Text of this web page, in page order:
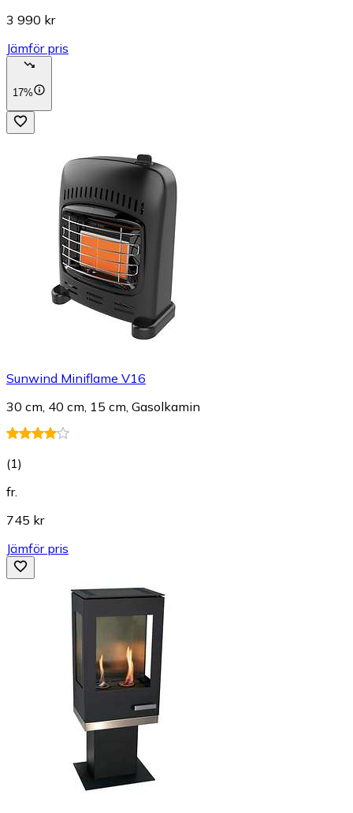
3 990 kr
Jämför pris
17%
Sunwind Miniflame V16
30 cm, 40 cm, 15 cm, Gasolkamin
(1)
fr.
745 kr
Jämför pris